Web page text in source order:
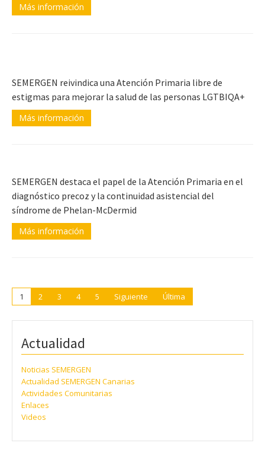
Más información
SEMERGEN reivindica una Atención Primaria libre de
estigmas para mejorar la salud de las personas LGTBIQA+
Más información
SEMERGEN destaca el papel de la Atención Primaria en el
diagnóstico precoz y la continuidad asistencial del
síndrome de Phelan-McDermid
Más información
1 2 3 4 5 Siguiente Última
Actualidad
Noticias SEMERGEN
Actualidad SEMERGEN Canarias
Actividades Comunitarias
Enlaces
Videos